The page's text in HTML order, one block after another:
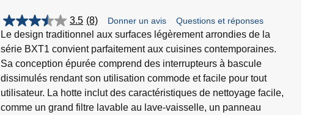
3.5 (8)
3.5
étoile(s)
sur
5.
8
évaluations
Donner un avis Questions et réponses
Le design traditionnel aux surfaces légèrement arrondies de la
série BXT1 convient parfaitement aux cuisines contemporaines.
Sa conception épurée comprend des interrupteurs à bascule
dissimulés rendant son utilisation commode et facile pour tout
utilisateur. La hotte inclut des caractéristiques de nettoyage facile,
comme un grand filtre lavable au lave-vaisselle, un panneau